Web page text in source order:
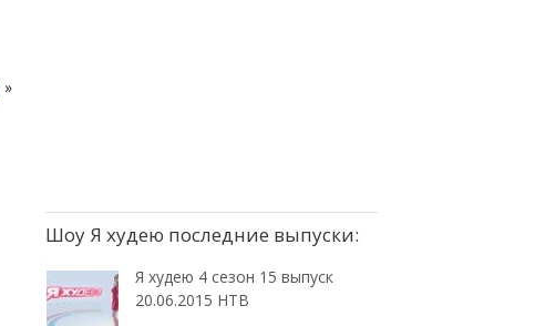
»
Шоу Я худею последние выпуски:
Я худею 4 сезон 15 выпуск
20.06.2015 НТВ